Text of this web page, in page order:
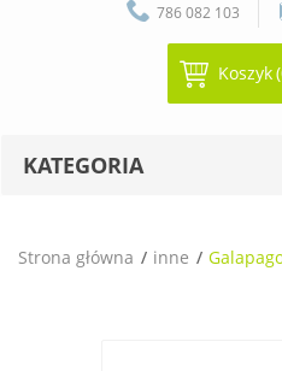
786 082 103
Koszyk
KATEGORIA
Strona główna inne